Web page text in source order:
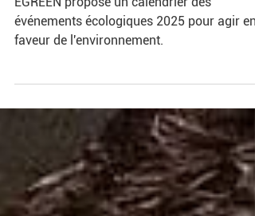
EGREEN propose un calendrier des
événements écologiques 2025 pour agir en